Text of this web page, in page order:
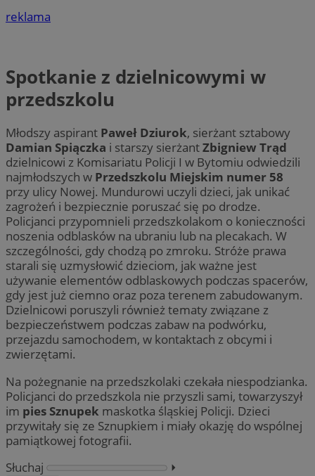
reklama
Spotkanie z dzielnicowymi w
przedszkolu
Młodszy aspirant Paweł Dziurok, sierżant sztabowy
Damian Spiączka i starszy sierżantZbigniew Trąd
dzielnicowi z Komisariatu Policji I w Bytomiu odwiedzili
najmłodszych w Przedszkolu Miejskim numer 58
przy ulicy Nowej. Mundurowi uczyli dzieci, jak unikać
zagrożeń i bezpiecznie poruszać się po drodze.
Policjanci przypomnieli przedszkolakom o konieczności
noszenia odblasków na ubraniu lub na plecakach. W
szczególności, gdy chodzą po zmroku. Stróże prawa
starali się uzmysłowić dzieciom, jak ważne jest
używanie elementów odblaskowych podczas spacerów,
gdy jest już ciemno oraz poza terenem zabudowanym.
Dzielnicowi poruszyli również tematy związane z
bezpieczeństwem podczas zabaw na podwórku,
przejazdu samochodem, w kontaktach z obcymi i
zwierzętami.
Na pożegnanie na przedszkolaki czekała niespodzianka.
Policjanci do przedszkola nie przyszli sami, towarzyszył
im pies Sznupek maskotka śląskiej Policji. Dzieci
przywitały się ze Sznupkiem i miały okazję do wspólnej
pamiątkowej fotografii.
Słuchaj
⏵︎